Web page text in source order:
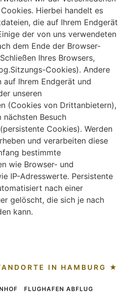
Hierbei handelt es
die auf Ihrem Endgerät
der von uns verwendeten
dem Ende der Browser-
Ihres Browsers,
Cookies). Andere
auf Ihrem Endgerät und
unseren
(Cookies von Drittanbietern),
nächsten Besuch
Cookies). Werden
und verarbeiten diese
bestimmte
wie Browser- und
IP-Adresswerte. Persistente
nach einer
gelöscht, die sich je nach
kann.
IN HAMBURG ★
FLUGHAFEN ABFLUG